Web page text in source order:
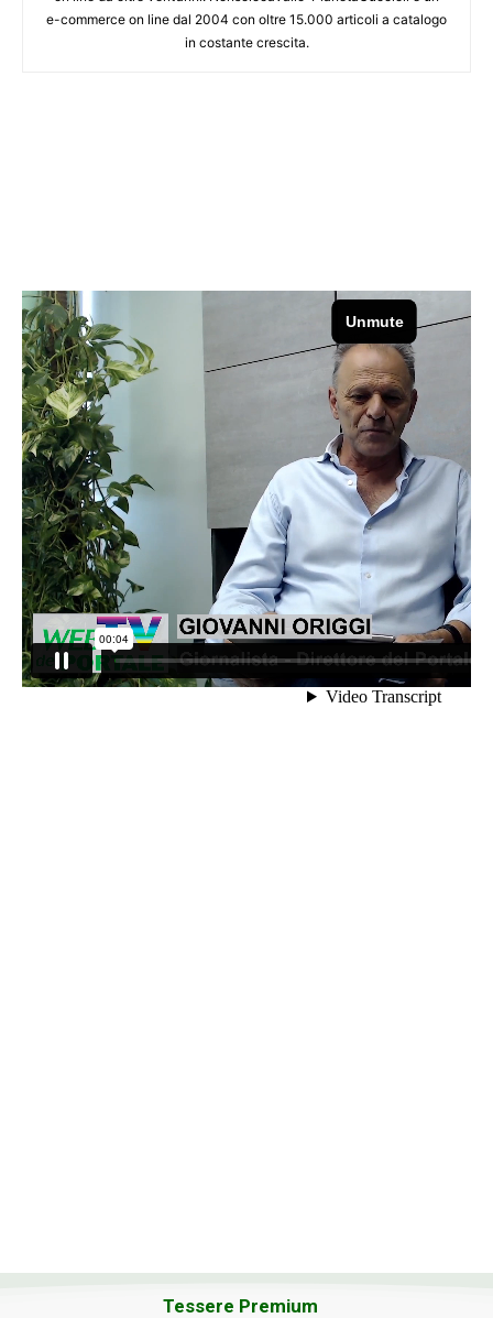
e-commerce on line dal 2004 con oltre 15.000 articoli a catalogo
in costante crescita.
Tessere Premium